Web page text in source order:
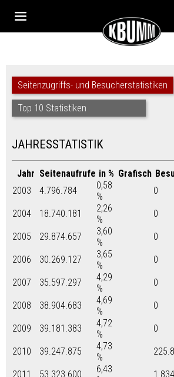
Seitenzugriffs- und Besucherstatistiken
Top 10 Statistiken
JAHRESSTATISTIK
Jahr Seitenaufrufe in % Grafisch
2003
4.796.784
0,58
%
0
2004
18.740.181
2,26
%
0
2005
29.874.657
3,60
%
0
2006
30.269.127
3,65
%
0
2007
35.597.297
4,29
%
0
2008
38.904.683
4,69
%
0
2009
39.181.383
4,72
%
0
2010
39.247.875
4,73
%
2011
53.323.600
6,43